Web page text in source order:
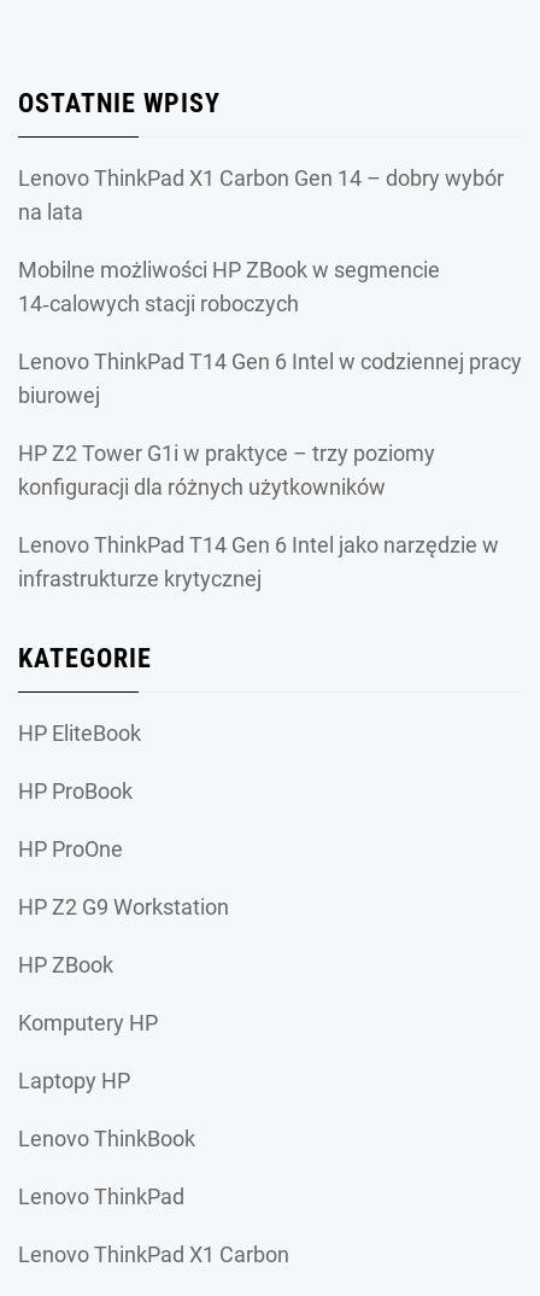
OSTATNIE WPISY
Lenovo ThinkPad X1 Carbon Gen 14 – dobry wybór
na lata
Mobilne możliwości HP ZBook w segmencie
14‑calowych stacji roboczych
Lenovo ThinkPad T14 Gen 6 Intel w codziennej pracy
biurowej
HP Z2 Tower G1i w praktyce – trzy poziomy
konfiguracji dla różnych użytkowników
Lenovo ThinkPad T14 Gen 6 Intel jako narzędzie w
infrastrukturze krytycznej
KATEGORIE
HP EliteBook
HP ProBook
HP ProOne
HP Z2 G9 Workstation
HP ZBook
Komputery HP
Laptopy HP
Lenovo ThinkBook
Lenovo ThinkPad
Lenovo ThinkPad X1 Carbon